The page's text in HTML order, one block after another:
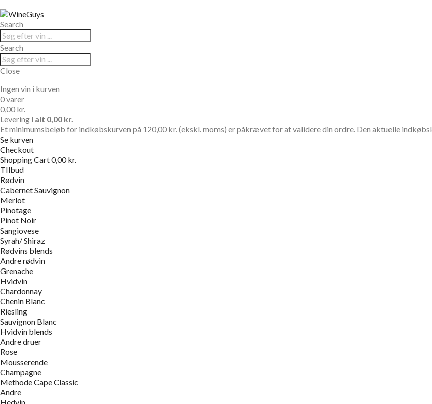
Search
Search
Close
Ingen vin i kurven
0 varer
0,00 kr.
Levering I alt 0,00 kr.
Et minimumsbeløb for indkøbskurven på 120,00 kr. (ekskl. moms) er påkrævet for at validere din ordre. Den aktuelle
Se kurven
Checkout
Shopping Cart0,00 kr.
TIlbud
Rødvin
Cabernet Sauvignon
Merlot
Pinotage
Pinot Noir
Sangiovese
Syrah/ Shiraz
Rødvins blends
Andre rødvin
Grenache
Hvidvin
Chardonnay
Chenin Blanc
Riesling
Sauvignon Blanc
Hvidvin blends
Andre druer
Rose
Mousserende
Champagne
Methode Cape Classic
Andre